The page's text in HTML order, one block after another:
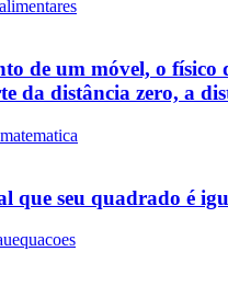
de um móvel, o
da distância zero, a
matematica
que seu quadrado é
equacoes